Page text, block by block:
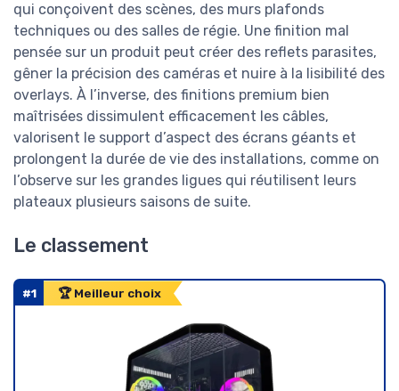
qui conçoivent des scènes, des murs plafonds
techniques ou des salles de régie. Une finition mal
pensée sur un produit peut créer des reflets parasites,
gêner la précision des caméras et nuire à la lisibilité des
overlays. À l’inverse, des finitions premium bien
maîtrisées dissimulent efficacement les câbles,
valorisent le support d’aspect des écrans géants et
prolongent la durée de vie des installations, comme on
l’observe sur les grandes ligues qui réutilisent leurs
plateaux plusieurs saisons de suite.
Le classement
#1 🏆 Meilleur choix